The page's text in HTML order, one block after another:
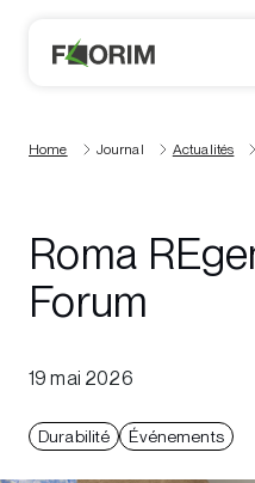
Home Journal Actualités
Roma
Forum
19 mai 2026
Durabilité Événements